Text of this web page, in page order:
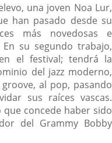
una joven Noa Lur,
han pasado desde su
más novedosas e
su segundo trabajo,
el festival; tendrá la
del jazz moderno,
al pop, pasando
sus raíces vascas.
que concede haber sido
del Grammy Bobby